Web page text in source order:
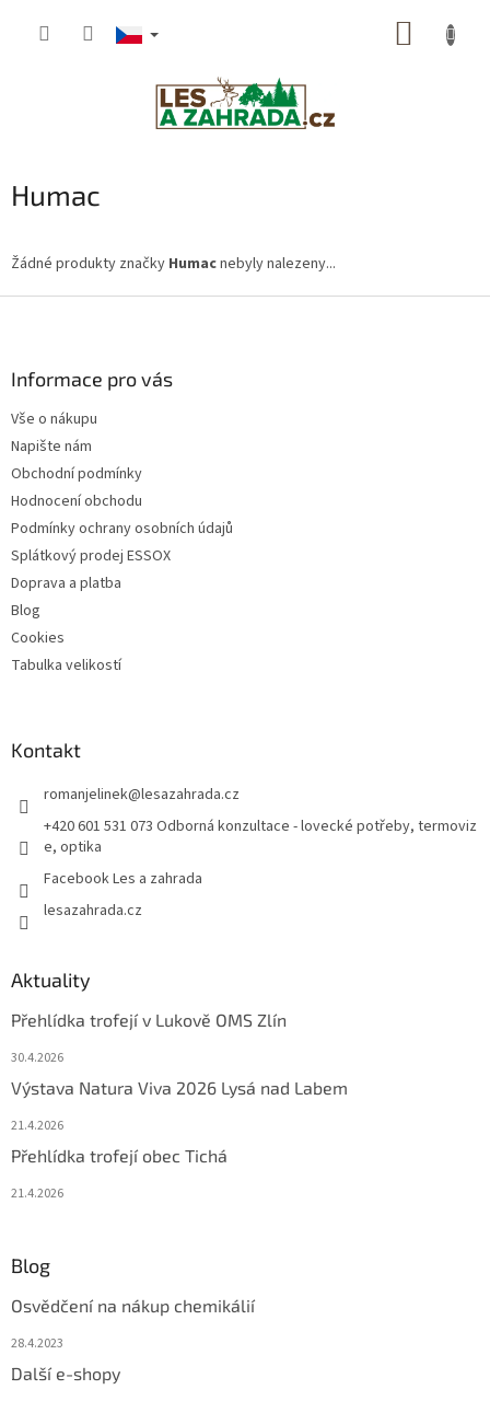
Humac
Žádné produkty značky Humacnebyly nalezeny...
Informace pro vás
Vše o nákupu
Napište nám
Obchodní podmínky
Hodnocení obchodu
Podmínky ochrany osobních údajů
Splátkový prodej ESSOX
Doprava a platba
Blog
Cookies
Tabulka velikostí
Kontakt
romanjelinek@lesazahrada.cz
+420 601 531 073 Odborná konzultace - lovecké potřeby, termoviz
e, optika
Facebook Les a zahrada
lesazahrada.cz
Aktuality
Přehlídka trofejí v Lukově OMS Zlín
30.4.2026
Výstava Natura Viva 2026 Lysá nad Labem
21.4.2026
Přehlídka trofejí obec Tichá
21.4.2026
Blog
Osvědčení na nákup chemikálií
28.4.2023
Další e-shopy